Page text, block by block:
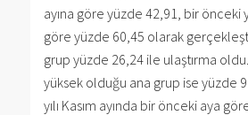
ayına göre yüzde 42,91, bir önceki
göre yüzde 60,45 olarak
grup yüzde 26,24 ile ulaştırma oldu.
yüksek olduğu ana grup ise yüzde
yılı Kasım ayında bir önceki aya